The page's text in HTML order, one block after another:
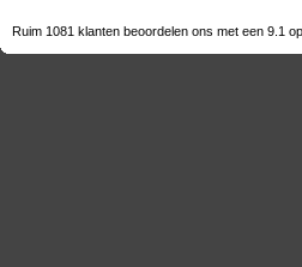
Ruim 1081 klanten beoordelen ons met een 9.1 op